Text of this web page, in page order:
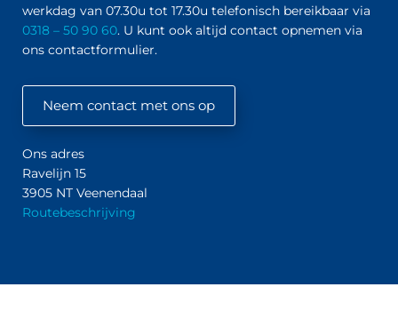
werkdag van 07.30u tot 17.30u telefonisch bereikbaar via
0318 – 50 90 60. U kunt ook altijd contact opnemen via
ons contactformulier.
Neem contact met ons op
Ons adres
Ravelijn 15
3905 NT Veenendaal
Routebeschrijving